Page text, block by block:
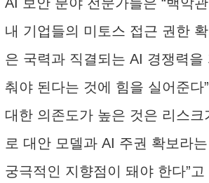
내 기업들의 미토스 접근 권한
은 국력과 직결되는 AI 경쟁력을
춰야 된다는 것에 힘을 실어준다
대한 의존도가 높은 것은 리스크
로 대안 모델과 AI 주권 확보라는
궁극적인 지향점이 돼야 한다”